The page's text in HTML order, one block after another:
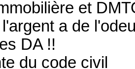
et
a de
DA !!
du code civil